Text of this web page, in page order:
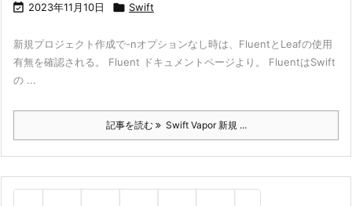
 2023年11月10日  Swift
新規プロジェクト作成で-nオプションなし時は、FluentとLeafの使用
有無を確認される。 Fluent ドキュメントページより。 FluentはSwift
の ...
記事を読む Swift Vapor 新規 ...